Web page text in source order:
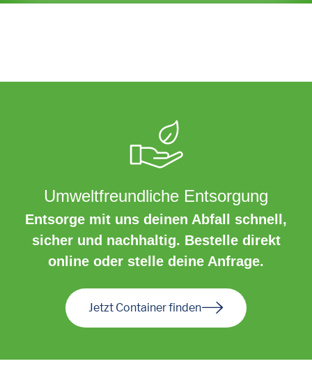
Umweltfreundliche Entsorgung
Entsorge mit uns deinen Abfall schnell,
sicher und nachhaltig. Bestelle direkt
online oder stelle deine Anfrage.
Jetzt Container finden